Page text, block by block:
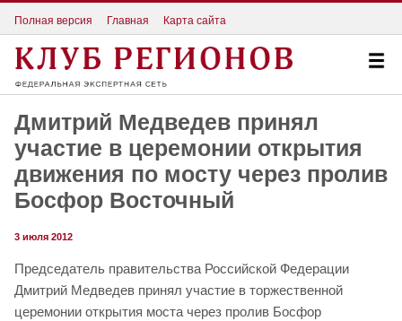
Полная версия Главная Карта сайта
Дмитрий Медведев принял
участие в церемонии открытия
движения по мосту через пролив
Босфор Восточный
3 июля 2012
Председатель правительства Российской Федерации
Дмитрий Медведев принял участие в торжественной
церемонии открытия моста через пролив Босфор